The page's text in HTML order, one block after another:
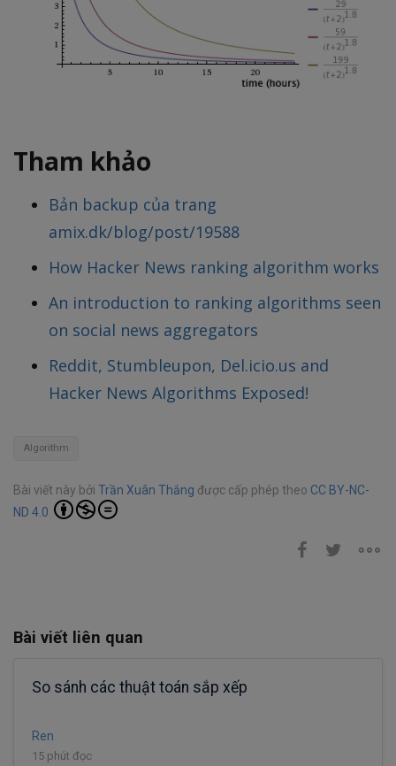
Tham khảo
Bản backup của trang
amix.dk/blog/post/19588
How Hacker News ranking algorithm works
An introduction to ranking algorithms seen
on social news aggregators
Reddit, Stumbleupon, Del.icio.us and
Hacker News Algorithms Exposed!
Algorithm
Bài viết này bởi Trần Xuân Thắng được cấp phép theo CC BY-NC-
ND 4.0
Bài viết liên quan
So sánh các thuật toán sắp xếp
Ren
15 phút đọc